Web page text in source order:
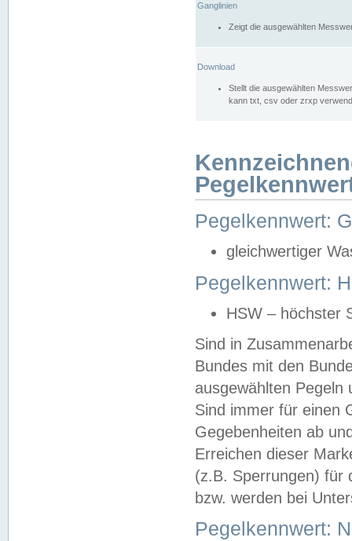
Ganglinien
Zeigt die ausgewählten
Download
Stellt die ausgewählten
kann txt, csv oder zrxp
Pegelkennwert:
gleichwertiger
Pegelkennwert:
HSW – höchster
Sind in
Bundes mit den
ausgewählten
Sind immer für einen
Gegebenheiten ab
Erreichen dieser
(z.B. Sperrungen) für
bzw. werden bei
Pegelkennwert: